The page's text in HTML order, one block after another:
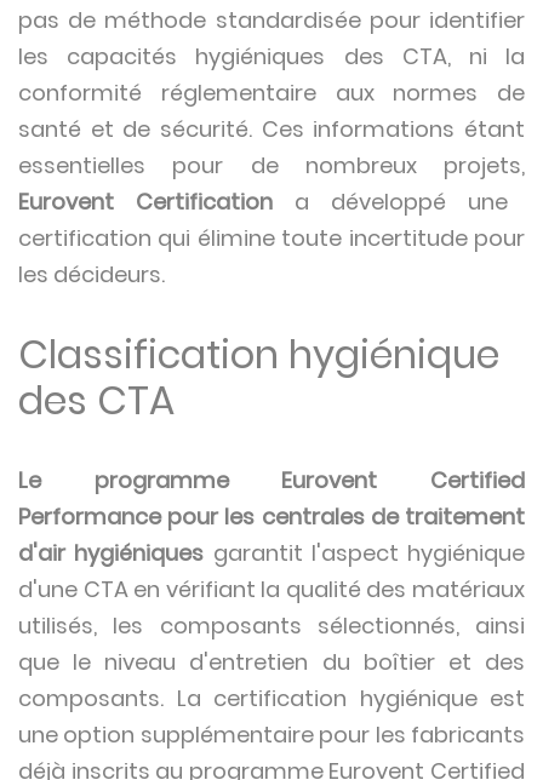
pas de méthode standardisée pour identifier
les capacités hygiéniques des CTA, ni la
conformité réglementaire aux normes de
santé et de sécurité. Ces informations étant
essentielles pour de nombreux projets,
Eurovent Certification a développé une
certification qui élimine toute incertitude pour
les décideurs.
Classification hygiénique
des CTA
Le programme Eurovent Certified
Performance pour les centrales de traitement
d'air hygiéniques garantit l'aspect hygiénique
d'une CTA en vérifiant la qualité des matériaux
utilisés, les composants sélectionnés, ainsi
que le niveau d'entretien du boîtier et des
composants. La certification hygiénique est
une option supplémentaire pour les fabricants
déjà inscrits au programme Eurovent Certified